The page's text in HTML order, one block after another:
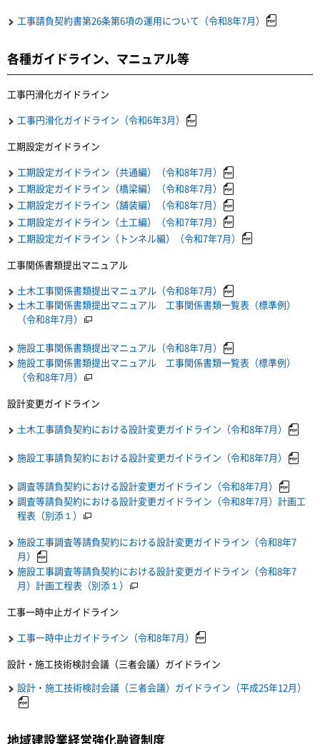
工事請負契約書第26条第6項の運用について（令和8年7月）
各種ガイドライン、マニュアル等
工事円滑化ガイドライン
工事円滑化ガイドライン（令和6年3月）
工期設定ガイドライン
工期設定ガイドライン（共通編）（令和8年7月）
工期設定ガイドライン（橋梁編）（令和8年7月）
工期設定ガイドライン（舗装編）（令和8年7月）
工期設定ガイドライン（土工編）（令和7年7月）
工期設定ガイドライン（トンネル編）（令和7年7月）
工事関係書類提出マニュアル
土木工事関係書類提出マニュアル（令和8年7月）
土木工事関係書類提出マニュアル 工事関係書類一覧表（標準例）
（令和8年7月）
施設工事関係書類提出マニュアル（令和8年7月）
施設工事関係書類提出マニュアル 工事関係書類一覧表（標準例）
（令和8年7月）
設計変更ガイドライン
土木工事請負契約における設計変更ガイドライン（令和8年7月）
施設工事請負契約における設計変更ガイドライン（令和8年7月）
調査等請負契約における設計変更ガイドライン（令和8年7月）
調査等請負契約における設計変更ガイドライン（令和8年7月）計画工
程表（別添１）
施設工事調査等請負契約における設計変更ガイドライン（令和8年7
月）
施設工事調査等請負契約における設計変更ガイドライン（令和8年7
月）計画工程表（別添１）
工事一時中止ガイドライン
工事一時中止ガイドライン（令和8年7月）
設計・施工技術検討会議（三者会議）ガイドライン
設計・施工技術検討会議（三者会議）ガイドライン（平成25年12月）
地域建設業経営強化融資制度